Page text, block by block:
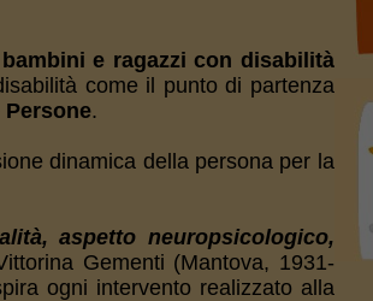
e ragazzi con disabilità
come il punto di partenza
Persone.
dinamica della persona per la
aspetto neuropsicologico,
Gementi (Mantova, 1931-
ogni intervento realizzato alla